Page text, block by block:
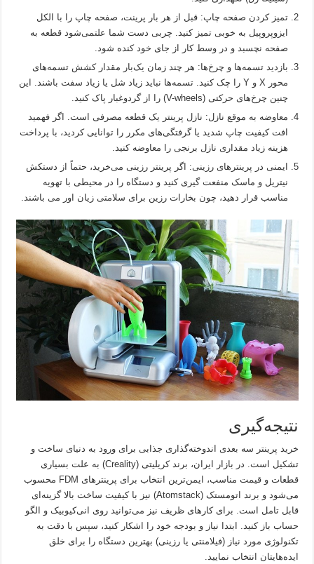
تمیز کردن صفحه چاپ: قبل از هر بار پرینت، صفحه چاپ را با الکل
ایزوپروپیل به خوبی تمیز کنید. چربی دست شما علتمی‌شود قطعه به
صفحه نچسبد و در وسط کار از جای خود کنده شود.
بازدید تسمه‌ها و چرخ‌ها: هر چند زمان یک‌بار مقدار کشش تسمه‌های
محور X و Y را چک کنید. تسمه‌ها نباید زیاد شل یا زیاد سفت باشند. این
چنین چرخ‌های حرکتی (V-wheels) را از گردوغبار پاک کنید.
معاوضه به موقع نازل: نازل پرینتر یک قطعه مصرفی است. اگر فهمید
افت کیفیت چاپ شدید یا گرفتگی‌های مکرر را توانایی کردید، با پرداخت
هزینه زیاد مقداری نازل برنجی را معاوضه کنید.
ایمنی در پرینترهای رزینی: اگر پرینتر رزینی می‌خرید، حتماً از دستکش
نیتریل و ماسک منفعت گیری کنید و دستگاه را در محیطی با تهویه
مناسب قرار دهید، چون بخارات رزین برای سلامتی زیان اور می باشند.
نتیجه‌گیری
خرید پرینتر سه بعدی اندوخته‌گذاری جذابی برای ورود به دنیای ساخت و
تشکیل است. در بازار ایران، برند کریلیتی (Creality) به علت بسیاری
قطعات و قیمت مناسب، ایمن‌ترین انتخاب برای پرینترهای FDM محسوب
می‌شود و برند اتومستک (Atomstack) نیز با کیفیت ساخت بالا گزینه‌ای
قابل تامل است. برای کارهای ظریف نیز می‌توانید روی انی‌کیوبیک و الگو
حساب باز کنید. ابتدا نیاز و بودجه خود را اشکار کنید، سپس با دقت به
تکنولوژی مورد نیاز (فیلامنتی یا رزینی) بهترین دستگاه را برای خلق
ایده‌هایتان انتخاب نمایید.